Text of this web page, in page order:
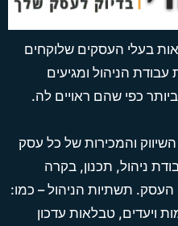
בעלי העסקים שלוקחים
עבודת הניהול ומגיעים
כפי שהם ראויים לה.
והמכירות של כל עסק
ניהול, תכנון, בקרה
העסק. תשתיות הניהול – כמו:
ויעדים, טבלאות עדכון